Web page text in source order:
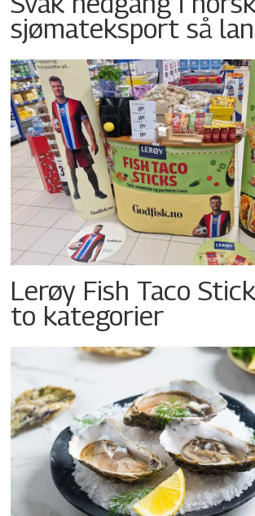
sjømateksport så
Lerøy Fish Taco
to kategorier